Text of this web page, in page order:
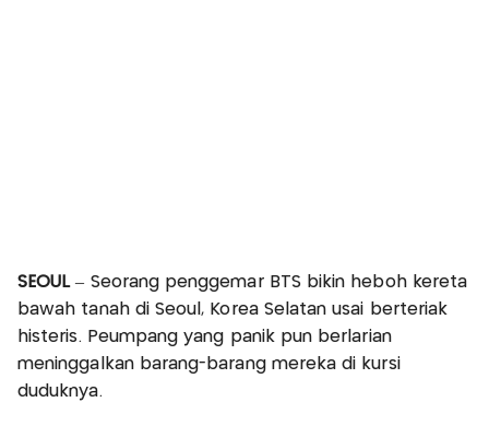
SEOUL– Seorang penggemar BTS bikin heboh kereta
bawah tanah di Seoul, Korea Selatan usai berteriak
histeris. Peumpang yang panik pun berlarian
meninggalkan barang-barang mereka di kursi
duduknya.